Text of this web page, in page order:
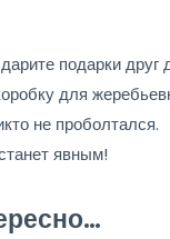
подарки друг
для
не проболтался.
явным!